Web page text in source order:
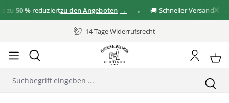
50 %reduziertzu den Angeboten 🚚 Schneller Versand
14 Tage Widerrufsrecht